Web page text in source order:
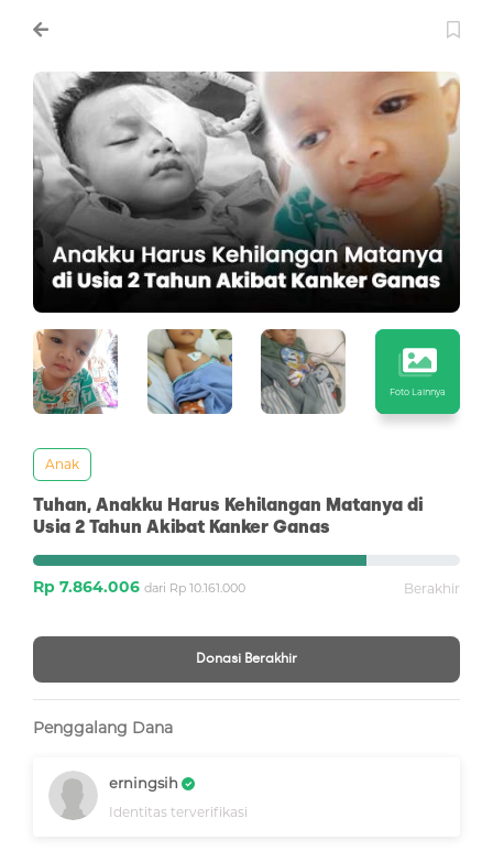
Foto Lainnya
Anak
Tuhan, Anakku Harus Kehilangan Matanya di
Usia 2 Tahun Akibat Kanker Ganas
Rp 7.864.006 dari Rp 10.161.000 Berakhir
Donasi Berakhir
Penggalang Dana
erningsih
Identitas terverifikasi